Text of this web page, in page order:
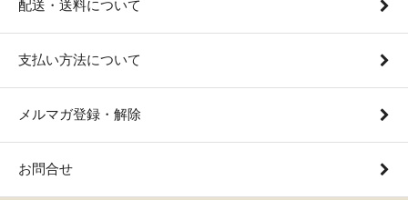
配送・送料について
支払い方法について
メルマガ登録・解除
お問合せ